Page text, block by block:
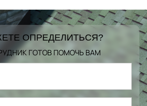
ОПРЕДЕЛИТЬСЯ?
ГОТОВ ПОМОЧЬ ВАМ